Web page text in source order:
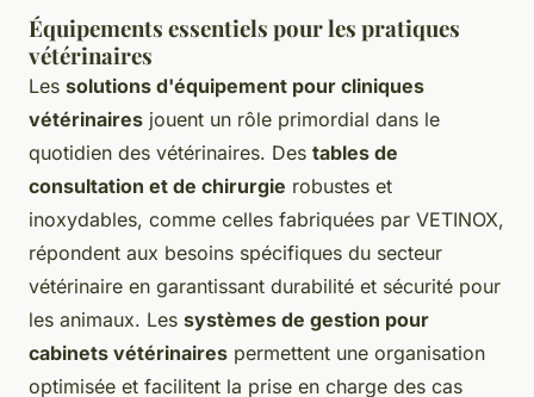
Équipements essentiels pour les pratiques
vétérinaires
Les solutions d'équipement pour cliniques
vétérinaires jouent un rôle primordial dans le
quotidien des vétérinaires. Des tables de
consultation et de chirurgie robustes et
inoxydables, comme celles fabriquées par VETINOX,
répondent aux besoins spécifiques du secteur
vétérinaire en garantissant durabilité et sécurité pour
les animaux. Les systèmes de gestion pour
cabinets vétérinaires permettent une organisation
optimisée et facilitent la prise en charge des cas